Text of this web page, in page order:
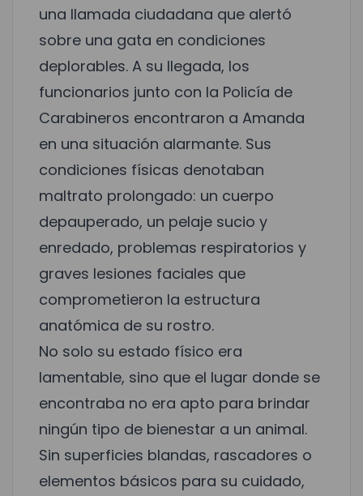
una llamada ciudadana que alertó
sobre una gata en condiciones
deplorables. A su llegada, los
funcionarios junto con la Policía de
Carabineros encontraron a Amanda
en una situación alarmante. Sus
condiciones físicas denotaban
maltrato prolongado: un cuerpo
depauperado, un pelaje sucio y
enredado, problemas respiratorios y
graves lesiones faciales que
comprometieron la estructura
anatómica de su rostro.
No solo su estado físico era
lamentable, sino que el lugar donde se
encontraba no era apto para brindar
ningún tipo de bienestar a un animal.
Sin superficies blandas, rascadores o
elementos básicos para su cuidado,